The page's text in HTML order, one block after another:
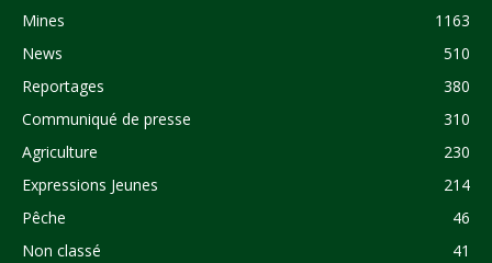
Mines
1163
News
510
Reportages
380
Communiqué de presse
310
Agriculture
230
Expressions Jeunes
214
Pêche
46
Non classé
41